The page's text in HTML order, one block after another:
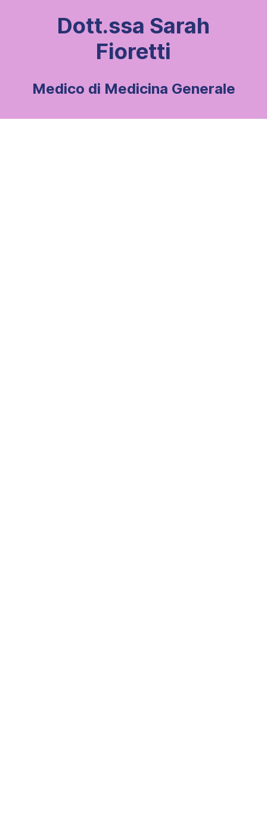
Dott.ssa Sarah
Fioretti
Medico di Medicina Generale